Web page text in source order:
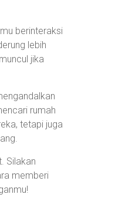
berinteraksi
lebih
jika
rumah
tetapi juga
Silakan
memberi